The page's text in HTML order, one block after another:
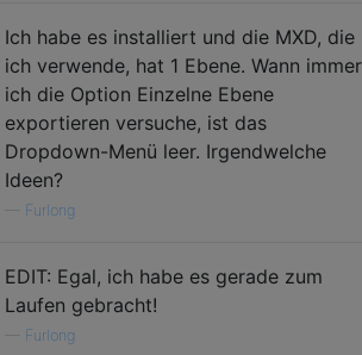
Ich habe es installiert und die MXD, die
ich verwende, hat 1 Ebene. Wann immer
ich die Option Einzelne Ebene
exportieren versuche, ist das
Dropdown-Menü leer. Irgendwelche
Ideen?
Furlong
EDIT: Egal, ich habe es gerade zum
Laufen gebracht!
Furlong